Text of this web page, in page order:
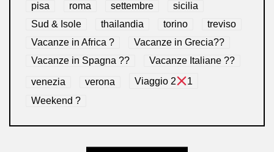
pisa
roma settembre
sicilia
Sud & Isole
thailandia torino
treviso
Vacanze in Africa ?
Vacanze in Grecia??
Vacanze in Spagna ??
Vacanze Italiane ??
venezia verona Viaggio 2
1
Weekend ?